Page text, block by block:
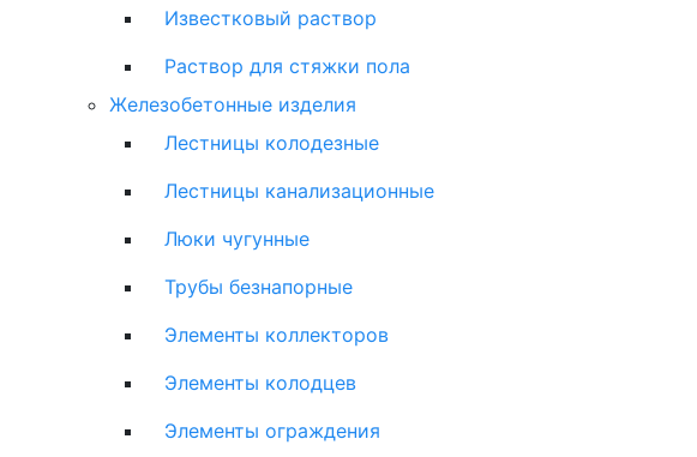
Известковый раствор
Раствор для стяжки пола
Железобетонные изделия
Лестницы колодезные
Лестницы канализационные
Люки чугунные
Трубы безнапорные
Элементы коллекторов
Элементы колодцев
Элементы ограждения